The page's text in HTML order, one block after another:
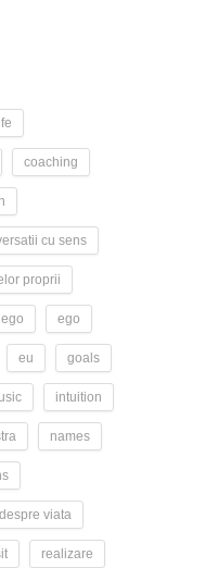
coaching
cu sens
proprii
ego ego
eu goals
intuition
names
viata
realizare